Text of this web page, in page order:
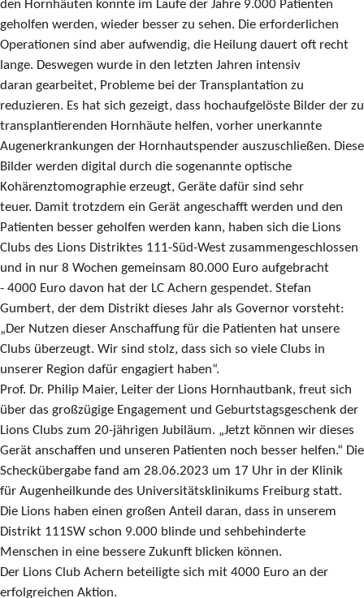
den Hornhäuten konnte im Laufe der Jahre 9.000 Patienten
geholfen werden, wieder besser zu sehen. Die erforderlichen
Operationen sind aber aufwendig, die Heilung dauert oft recht
lange. Deswegen wurde in den letzten Jahren intensiv
daran gearbeitet, Probleme bei der Transplantation zu
reduzieren. Es hat sich gezeigt, dass hochaufgelöste Bilder der zu
transplantierenden Hornhäute helfen, vorher unerkannte
Augenerkrankungen der Hornhautspender auszuschließen. Diese
Bilder werden digital durch die sogenannte optische
Kohärenztomographie erzeugt, Geräte dafür sind sehr
teuer. Damit trotzdem ein Gerät angeschafft werden und den
Patienten besser geholfen werden kann, haben sich die Lions
Clubs des Lions Distriktes 111-Süd-West zusammengeschlossen
und in nur 8 Wochen gemeinsam 80.000 Euro aufgebracht
- 4000 Euro davon hat der LC Achern gespendet. Stefan
Gumbert, der dem Distrikt dieses Jahr als Governor vorsteht:
„Der Nutzen dieser Anschaffung für die Patienten hat unsere
Clubs überzeugt. Wir sind stolz, dass sich so viele Clubs in
unserer Region dafür engagiert haben“.
Prof. Dr. Philip Maier, Leiter der Lions Hornhautbank, freut sich
über das großzügige Engagement und Geburtstagsgeschenk der
Lions Clubs zum 20-jährigen Jubiläum. „Jetzt können wir dieses
Gerät anschaffen und unseren Patienten noch besser helfen.“ Die
Scheckübergabe fand am 28.06.2023 um 17 Uhr in der Klinik
für Augenheilkunde des Universitätsklinikums Freiburg statt.
Die Lions haben einen großen Anteil daran, dass in unserem
Distrikt 111SW schon 9.000 blinde und sehbehinderte
Menschen in eine bessere Zukunft blicken können.
Der Lions Club Achern beteiligte sich mit 4000 Euro an der
erfolgreichen Aktion.